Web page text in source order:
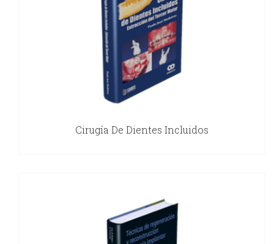
Cirugía De Dientes Incluidos